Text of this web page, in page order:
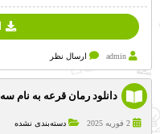
admin ارسال نظر
دانلود رمان قرعه به نام سه
2 فوریه 2025 دسته‌بندی نشده